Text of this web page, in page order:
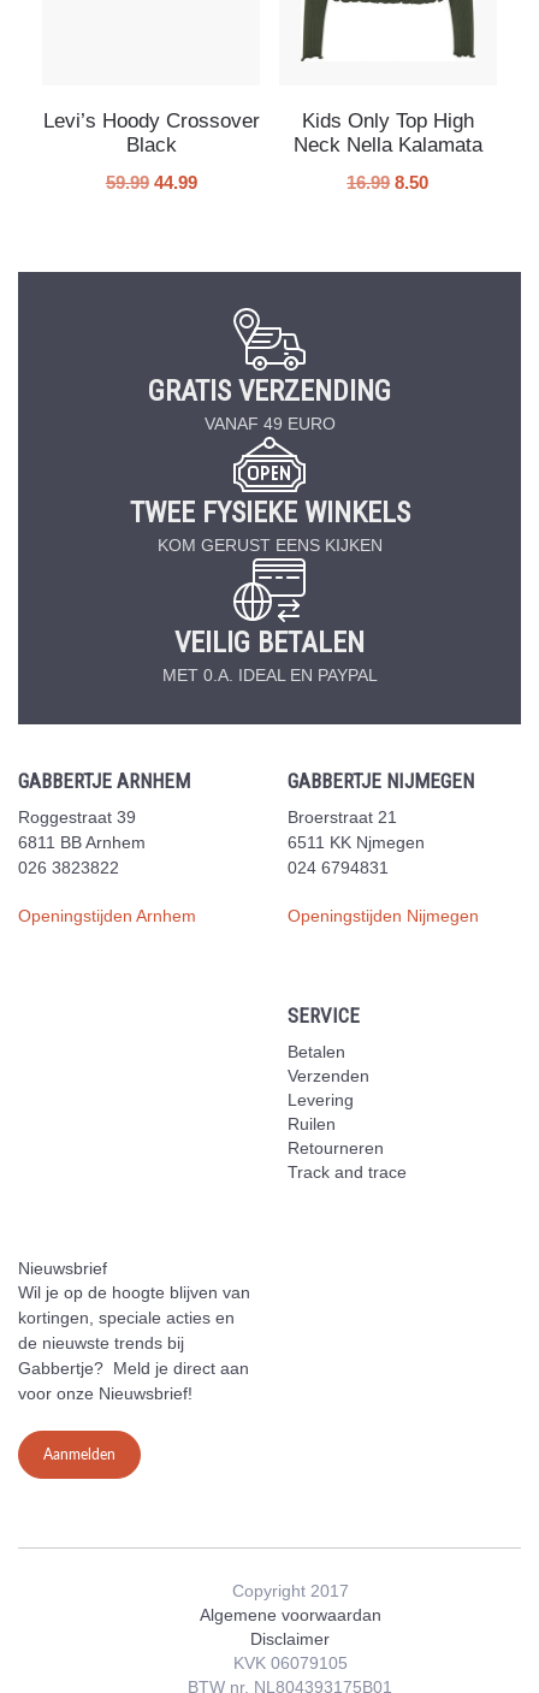
Levi’s Hoody Crossover
Black
59.99 44.99
Kids Only Top High
Neck Nella Kalamata
16.99 8.50
GRATIS VERZENDING
VANAF 49 EURO
TWEE FYSIEKE WINKELS
KOM GERUST EENS KIJKEN
VEILIG BETALEN
MET 0.A. IDEAL EN PAYPAL
GABBERTJE ARNHEM
Roggestraat 39
6811 BB Arnhem
026 3823822
Openingstijden Arnhem
GABBERTJE NIJMEGEN
Broerstraat 21
6511 KK Njmegen
024 6794831
Openingstijden Nijmegen
SERVICE
Betalen
Verzenden
Levering
Ruilen
Retourneren
Track and trace
Nieuwsbrief
Wil je op de hoogte blijven van
kortingen, speciale acties en
de nieuwste trends bij
Gabbertje? Meld je direct aan
voor onze Nieuwsbrief!
Aanmelden
Copyright 2017
Algemene voorwaardan
Disclaimer
KVK 06079105
BTW nr. NL804393175B01